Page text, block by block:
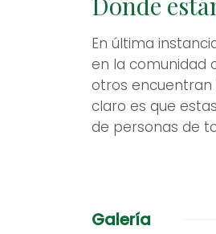
En última
en la comunidad
otros encuentran
claro es que
de personas de
Galería